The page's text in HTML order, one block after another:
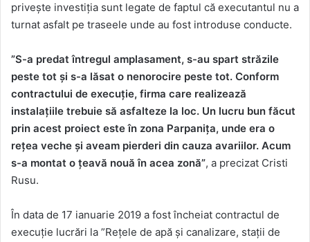
privește investiția sunt legate de faptul că executantul nu a
turnat asfalt pe traseele unde au fost introduse conducte.
”S-a predat întregul amplasament, s-au spart străzile
peste tot și s-a lăsat o nenorocire peste tot. Conform
contractului de execuție, firma care realizează
instalațiile trebuie să asfalteze la loc. Un lucru bun făcut
prin acest proiect este în zona Parpanița, unde era o
rețea veche și aveam pierderi din cauza avariilor. Acum
s-a montat o țeavă nouă în acea zonă”, a precizat Cristi
Rusu.
În data de 17 ianuarie 2019 a fost încheiat contractul de
execuție lucrări la ”Rețele de apă și canalizare, stații de